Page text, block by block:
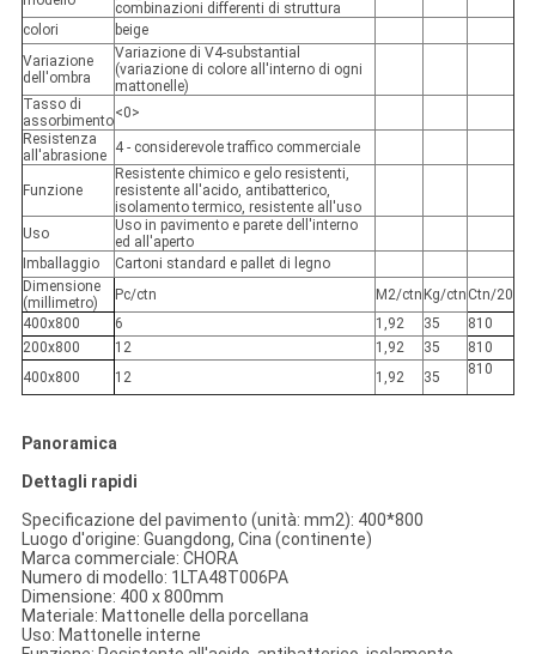
combinazioni differenti di struttura
colori
beige
Variazione
dell'ombra
Variazione di V4-substantial
(variazione di colore all'interno di ogni
mattonelle)
Tasso di
assorbimento<0>
Resistenza
all'abrasione 4 - considerevole traffico commerciale
Funzione
Resistente chimico e gelo resistenti,
resistente all'acido, antibatterico,
isolamento termico, resistente all'uso
Uso
Uso in pavimento e parete dell'interno
ed all'aperto
Imballaggio
Cartoni standard e pallet di legno
Dimensione
(millimetro)
Pc/ctn M2/ctn Kg/ctn Ctn/20
400x800
6 1,92 35
810
200x800
12 1,92 35
810
400x800
12 1,92 35 810
Panoramica
Dettagli rapidi
Specificazione del pavimento (unità: mm2): 400*800
Luogo d'origine: Guangdong, Cina (continente)
Marca commerciale: CHORA
Numero di modello: 1LTA48T006PA
Dimensione: 400 x 800mm
Materiale: Mattonelle della porcellana
Uso: Mattonelle interne